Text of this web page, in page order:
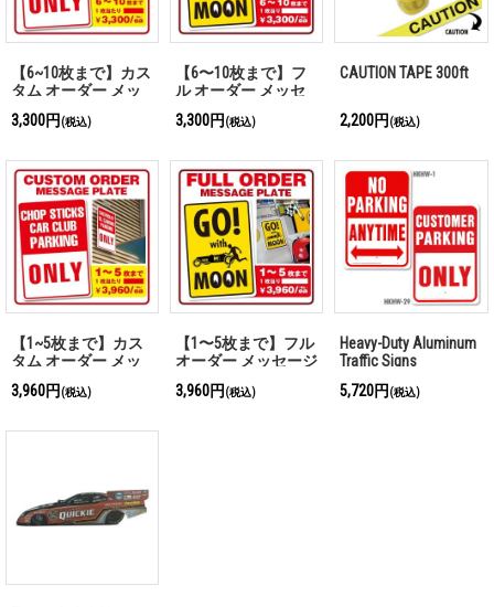
【6~10枚まで】カス
タム オーダー メッ
セージ プレート
3,300円 (税込)
【6〜10枚まで】フ
ル オーダー メッセ
ージ プレート
3,300円 (税込)
CAUTION TAPE 300ft
2,200円 (税込)
【1~5枚まで】カス
タム オーダー メッ
セージ プレート
3,960円 (税込)
【1〜5枚まで】フル
オーダー メッセージ
プレート
3,960円 (税込)
Heavy-Duty Aluminum
Traffic Signs
5,720円 (税込)